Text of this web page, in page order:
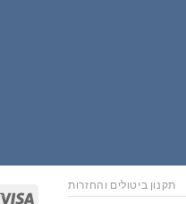
תקנון ביטולים והחזרות